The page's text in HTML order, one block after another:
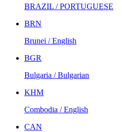
BRAZIL / PORTUGUESE
BRN
Brunei / English
BGR
Bulgaria / Bulgarian
KHM
Combodia / English
CAN